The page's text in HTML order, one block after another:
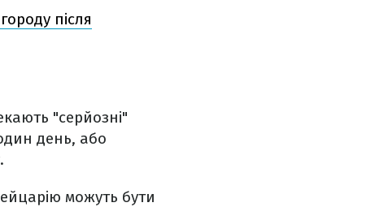
після
"серйозні"
день, або
можуть бути